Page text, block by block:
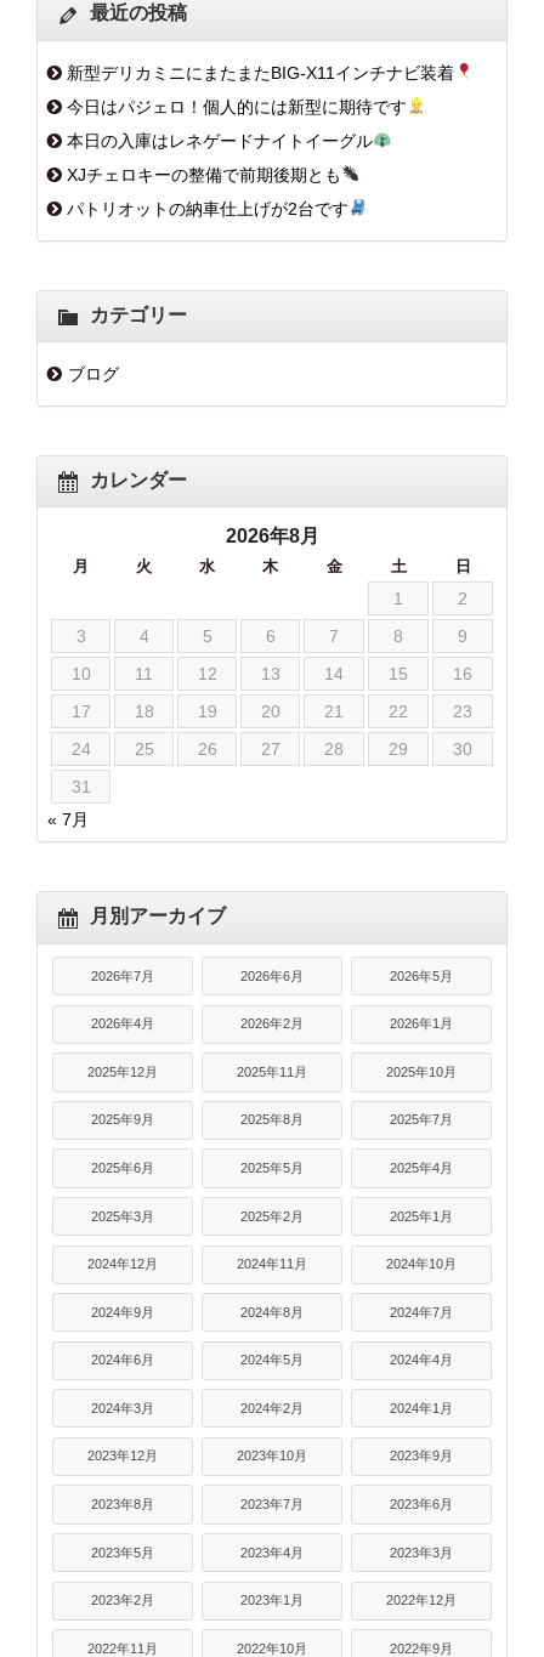
最近の投稿
新型デリカミニにまたまたBIG-X11インチナビ装着
今日はパジェロ！個人的には新型に期待です
本日の入庫はレネゲードナイトイーグル
XJチェロキーの整備で前期後期とも
パトリオットの納車仕上げが2台です
カテゴリー
ブログ
カレンダー
2026年8月
月 火 水 木 金 土 日
1
2
3
4 5 6 7 8
9
10
11 12 13 14 15
16
17
18 19 20 21 22
23
24
25 26 27 28 29
30
31
« 7月
月別アーカイブ
2026年7月 2026年6月 2026年5月
2026年4月 2026年2月 2026年1月
2025年12月 2025年11月 2025年10月
2025年9月 2025年8月 2025年7月
2025年6月 2025年5月 2025年4月
2025年3月 2025年2月 2025年1月
2024年12月 2024年11月 2024年10月
2024年9月 2024年8月 2024年7月
2024年6月 2024年5月 2024年4月
2024年3月 2024年2月 2024年1月
2023年12月 2023年10月 2023年9月
2023年8月 2023年7月 2023年6月
2023年5月 2023年4月 2023年3月
2023年2月 2023年1月 2022年12月
2022年11月 2022年10月 2022年9月